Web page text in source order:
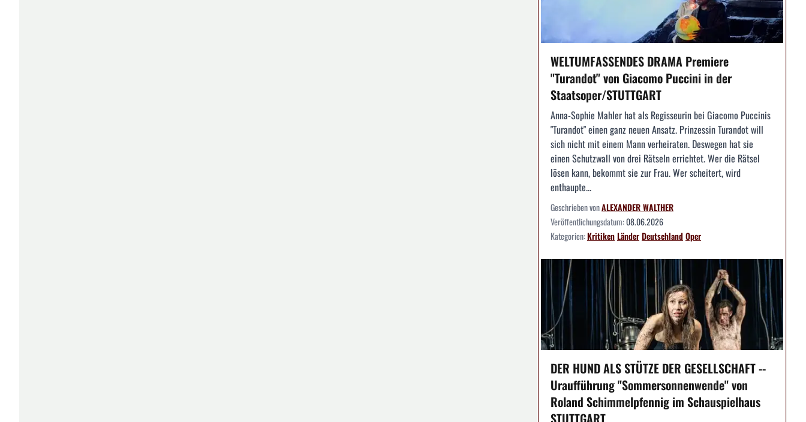
WELTUMFASSENDES DRAMA Premiere
"Turandot" von Giacomo Puccini in der
Staatsoper/STUTTGART
Anna-Sophie Mahler hat als Regisseurin bei Giacomo Puccinis
"Turandot" einen ganz neuen Ansatz. Prinzessin Turandot will
sich nicht mit einem Mann verheiraten. Deswegen hat sie
einen Schutzwall von drei Rätseln errichtet. Wer die Rätsel
lösen kann, bekommt sie zur Frau. Wer scheitert, wird
enthaupte...
Geschrieben vonALEXANDER WALTHER
Veröffentlichungsdatum:08.06.2026
Kategorien:KritikenLänderDeutschlandOper
DER HUND ALS STÜTZE DER GESELLSCHAFT --
Uraufführung "Sommersonnenwende" von
Roland Schimmelpfennig im Schauspielhaus
STUTTGART